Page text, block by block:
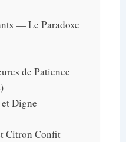
— Le Paradoxe
de Patience
Digne
Citron Confit